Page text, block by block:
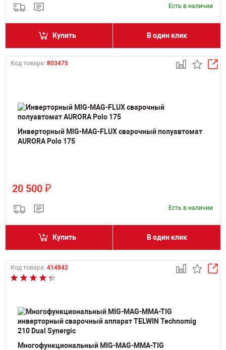
Есть в наличии
Купить В один клик
Код товара: 803475
Инверторный MIG-MAG-FLUX сварочный полуавтомат
AURORA Polo 175
20 500 ₽
Есть в наличии
Купить В один клик
Код товара: 414842
Многофункциональный MIG-MAG-MMA-TIG